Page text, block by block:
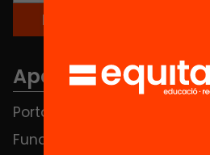
Apartados
Portada
Fundación